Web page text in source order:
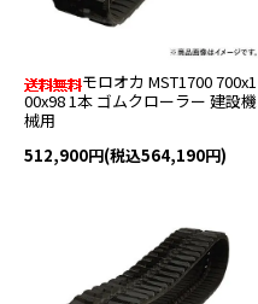
モロオカ MST1700 700x1
00x98 1本 ゴムクローラー 建設機
械用
512,900円(税込564,190円)